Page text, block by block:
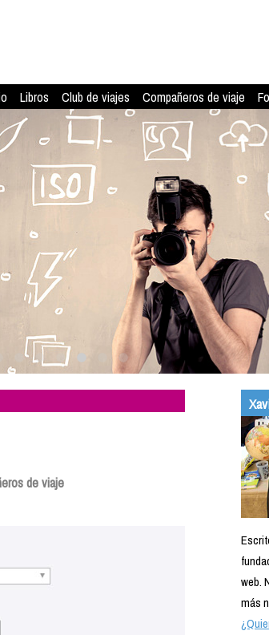
Libros Club de viajes Compañeros de viaje
de viaje
web.
más